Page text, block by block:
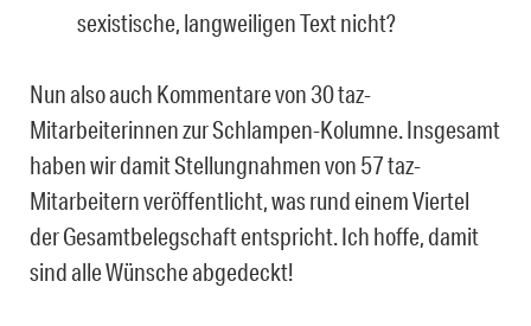
sexistische, langweiligen Text nicht?
Nun also auch Kommentare von 30 taz-
Mitarbeiterinnen zur Schlampen-Kolumne. Insgesamt
haben wir damit Stellungnahmen von 57 taz-
Mitarbeitern veröffentlicht, was rund einem Viertel
der Gesamtbelegschaft entspricht. Ich hoffe, damit
sind alle Wünsche abgedeckt!